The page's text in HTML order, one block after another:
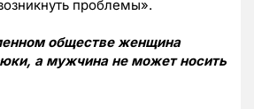
проблемы».
обществе женщина
а мужчина не может носить